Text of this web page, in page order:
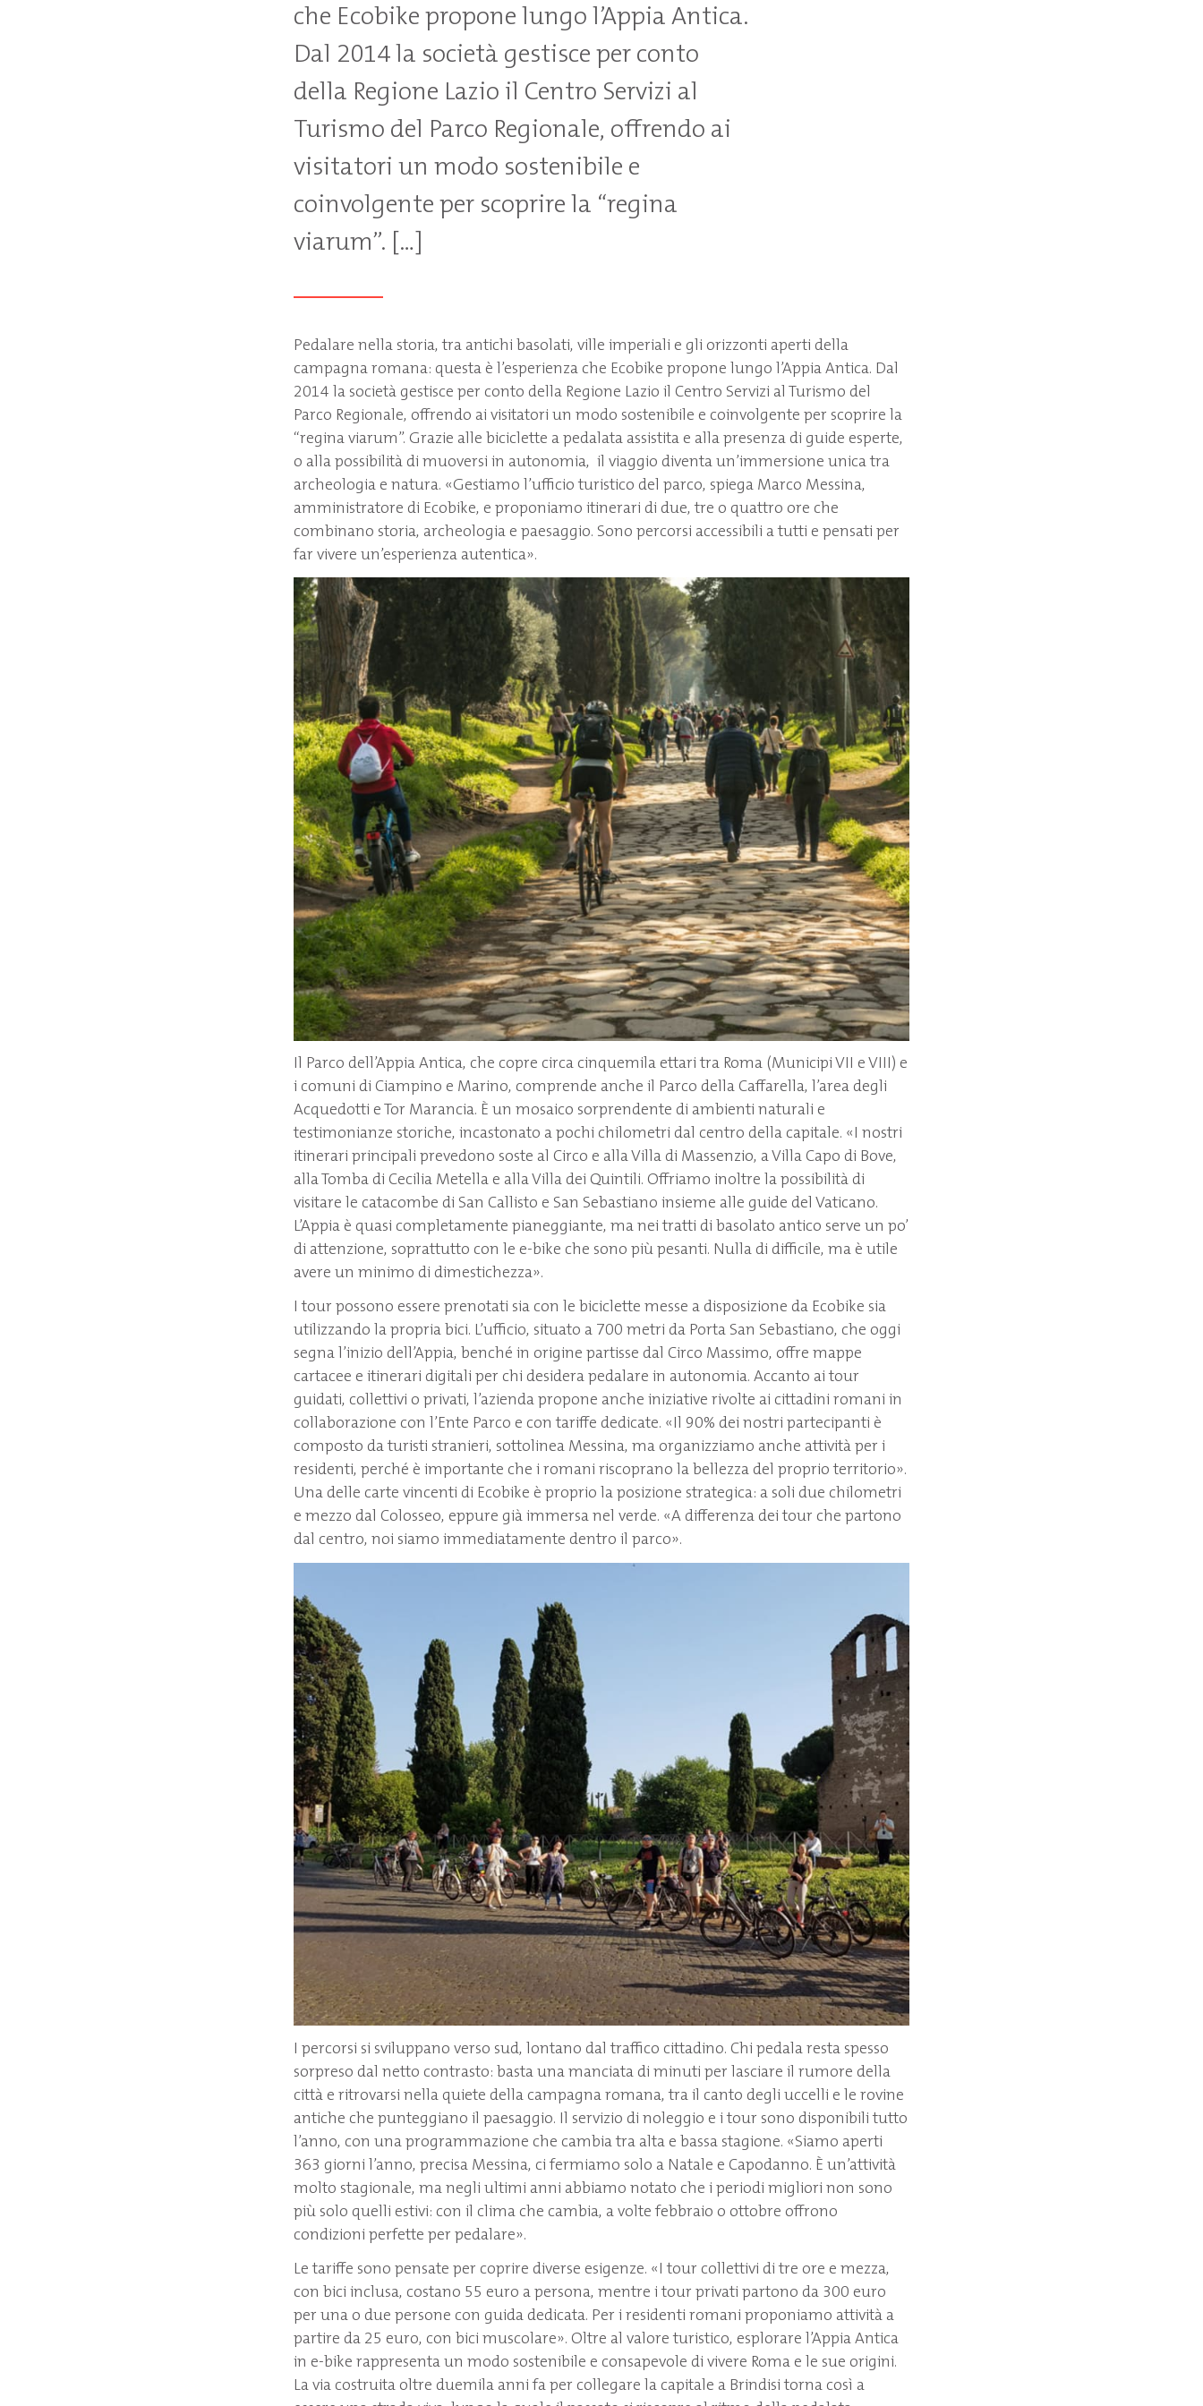
che Ecobike propone lungo l’Appia Antica.
Dal 2014 la società gestisce per conto
della Regione Lazio il Centro Servizi al
Turismo del Parco Regionale, offrendo ai
visitatori un modo sostenibile e
coinvolgente per scoprire la “regina
viarum”. […]
Pedalare nella storia, tra antichi basolati, ville imperiali e gli orizzonti aperti della
campagna romana: questa è l’esperienza che Ecobike propone lungo l’Appia Antica. Dal
2014 la società gestisce per conto della Regione Lazio il Centro Servizi al Turismo del
Parco Regionale, offrendo ai visitatori un modo sostenibile e coinvolgente per scoprire la
“regina viarum”. Grazie alle biciclette a pedalata assistita e alla presenza di guide esperte,
o alla possibilità di muoversi in autonomia, il viaggio diventa un’immersione unica tra
archeologia e natura. «Gestiamo l’ufficio turistico del parco, spiega Marco Messina,
amministratore di Ecobike, e proponiamo itinerari di due, tre o quattro ore che
combinano storia, archeologia e paesaggio. Sono percorsi accessibili a tutti e pensati per
far vivere un’esperienza autentica».
Il Parco dell’Appia Antica, che copre circa cinquemila ettari tra Roma (Municipi VII e VIII) e
i comuni di Ciampino e Marino, comprende anche il Parco della Caffarella, l’area degli
Acquedotti e Tor Marancia. È un mosaico sorprendente di ambienti naturali e
testimonianze storiche, incastonato a pochi chilometri dal centro della capitale. «I nostri
itinerari principali prevedono soste al Circo e alla Villa di Massenzio, a Villa Capo di Bove,
alla Tomba di Cecilia Metella e alla Villa dei Quintili. Offriamo inoltre la possibilità di
visitare le catacombe di San Callisto e San Sebastiano insieme alle guide del Vaticano.
L’Appia è quasi completamente pianeggiante, ma nei tratti di basolato antico serve un po’
di attenzione, soprattutto con le e-bike che sono più pesanti. Nulla di difficile, ma è utile
avere un minimo di dimestichezza».
I tour possono essere prenotati sia con le biciclette messe a disposizione da Ecobike sia
utilizzando la propria bici. L’ufficio, situato a 700 metri da Porta San Sebastiano, che oggi
segna l’inizio dell’Appia, benché in origine partisse dal Circo Massimo, offre mappe
cartacee e itinerari digitali per chi desidera pedalare in autonomia. Accanto ai tour
guidati, collettivi o privati, l’azienda propone anche iniziative rivolte ai cittadini romani in
collaborazione con l’Ente Parco e con tariffe dedicate. «Il 90% dei nostri partecipanti è
composto da turisti stranieri, sottolinea Messina, ma organizziamo anche attività per i
residenti, perché è importante che i romani riscoprano la bellezza del proprio territorio».
Una delle carte vincenti di Ecobike è proprio la posizione strategica: a soli due chilometri
e mezzo dal Colosseo, eppure già immersa nel verde. «A differenza dei tour che partono
dal centro, noi siamo immediatamente dentro il parco».
I percorsi si sviluppano verso sud, lontano dal traffico cittadino. Chi pedala resta spesso
sorpreso dal netto contrasto: basta una manciata di minuti per lasciare il rumore della
città e ritrovarsi nella quiete della campagna romana, tra il canto degli uccelli e le rovine
antiche che punteggiano il paesaggio. Il servizio di noleggio e i tour sono disponibili tutto
l’anno, con una programmazione che cambia tra alta e bassa stagione. «Siamo aperti
363 giorni l’anno, precisa Messina, ci fermiamo solo a Natale e Capodanno. È un’attività
molto stagionale, ma negli ultimi anni abbiamo notato che i periodi migliori non sono
più solo quelli estivi: con il clima che cambia, a volte febbraio o ottobre offrono
condizioni perfette per pedalare».
Le tariffe sono pensate per coprire diverse esigenze. «I tour collettivi di tre ore e mezza,
con bici inclusa, costano 55 euro a persona, mentre i tour privati partono da 300 euro
per una o due persone con guida dedicata. Per i residenti romani proponiamo attività a
partire da 25 euro, con bici muscolare». Oltre al valore turistico, esplorare l’Appia Antica
in e-bike rappresenta un modo sostenibile e consapevole di vivere Roma e le sue origini.
La via costruita oltre duemila anni fa per collegare la capitale a Brindisi torna così a